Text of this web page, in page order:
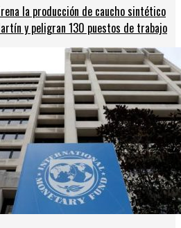
la producción de caucho sintético
y peligran 130 puestos de trabajo